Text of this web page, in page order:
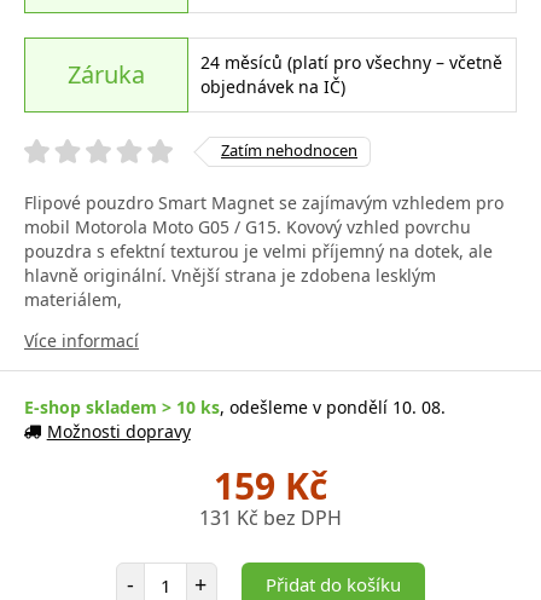
Záruka
24 měsíců (platí pro všechny – včetně
objednávek na IČ)
Zatím nehodnocen
Flipové pouzdro Smart Magnet se zajímavým vzhledem pro
mobil Motorola Moto G05 / G15. Kovový vzhled povrchu
pouzdra s efektní texturou je velmi příjemný na dotek, ale
hlavně originální. Vnější strana je zdobena lesklým
materiálem,
Více informací
E-shop skladem > 10 ks, odešleme v pondělí 10. 08.
Možnosti dopravy
159 Kč
131 Kč bez DPH
- Počet položek
+ Přidat do košíku